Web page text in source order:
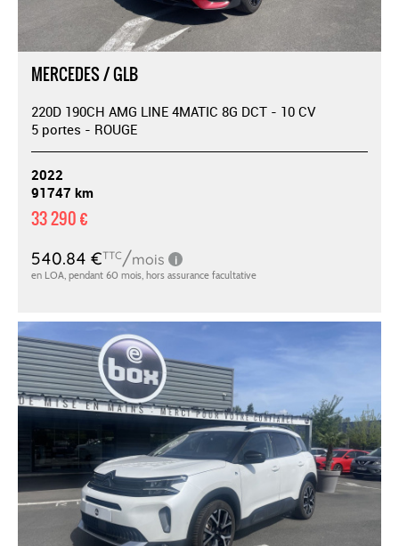
MERCEDES / GLB
220D 190CH AMG LINE 4MATIC 8G DCT - 10 CV
5 portes - ROUGE
2022
91747 km
33 290 €